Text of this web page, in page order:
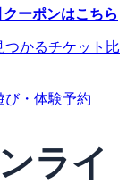
ーポンはこちら
つかるチケット比
び・体験予約
ライ